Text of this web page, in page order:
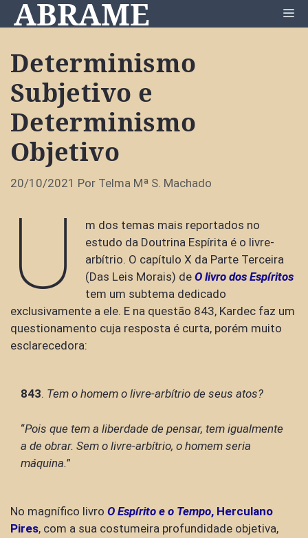
Pular
para
conteúdo
ABRAME
Determinismo
Subjetivo e
Determinismo
Objetivo
20/10/2021 Por Telma Mª S. Machado
U
m dos temas mais reportados no
estudo da Doutrina Espírita é o livre-
arbítrio. O capítulo X da Parte Terceira
(Das Leis Morais) deO livro dos Espíritos
tem um subtema dedicado
exclusivamente a ele. E na questão 843, Kardec faz um
questionamento cuja resposta é curta, porém muito
esclarecedora:
843. Tem o homem o livre-arbítrio de seus atos?
“Pois que tem a liberdade de pensar, tem igualmente
a de obrar. Sem o livre-arbítrio, o homem seria
máquina.”
No magnífico livro O Espírito e o Tempo, Herculano
Pires, com a sua costumeira profundidade objetiva,